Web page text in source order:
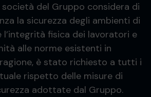
del Gruppo considera di
la sicurezza degli ambienti di
l’integrità fisica dei lavoratori e
alle norme esistenti in
è stato richiesto a tutti i
rispetto delle misure di
adottate dal Gruppo.